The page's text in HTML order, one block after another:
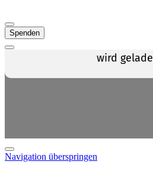
Spenden
Navigation überspringen